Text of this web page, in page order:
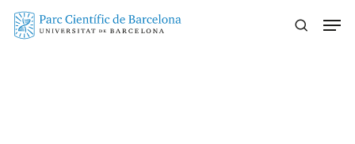
Skip